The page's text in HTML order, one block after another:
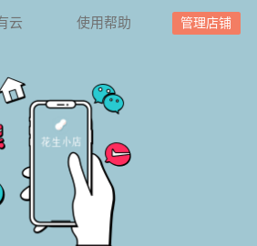
云 使用帮助 管理店铺